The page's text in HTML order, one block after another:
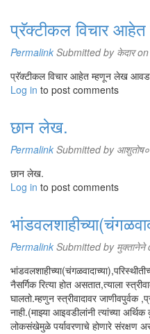
प्रॅक्टीकल विचार
Permalink Submitted by केदारon
प्रॅक्टीकल विचार आहेत म्हणून लेख
Log in to post comments
छान लेख.
Permalink Submitted by
छान लेख.
Log in to post comments
Permalink Submitted by मुक्तानेने
नैसर्गिक रित्या होत असतात,त्याला
घालतो.म्हणुन स्त्रीवादावर जाणीवपुर्वक
नाही.(माझ्या आइवडीलांनी त्यांच्या
लोकसंखेमुळे पर्यावरणाचे होणारे संरक्षण